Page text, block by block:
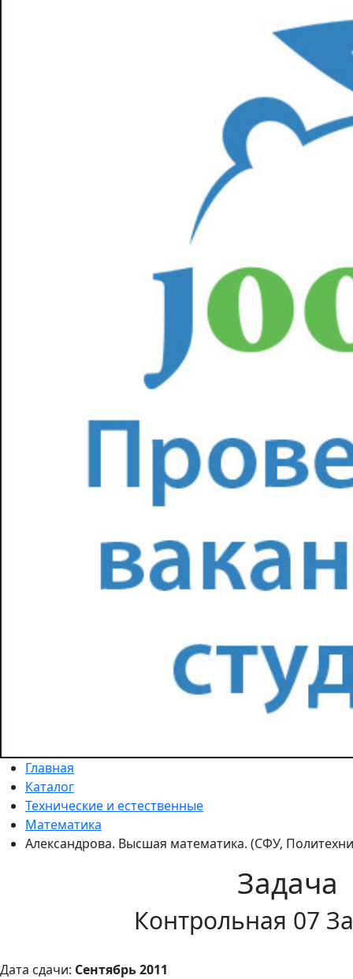
Главная
Каталог
Технические и естественные
Математика
Александрова. Высшая математика. (СФУ,
Задача
Контрольная 07
Дата сдачи: Сентябрь 2011